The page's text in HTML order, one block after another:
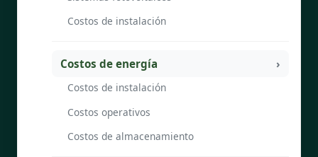
Costos de instalación
Costos de energía
Costos de instalación
Costos operativos
Costos de almacenamiento